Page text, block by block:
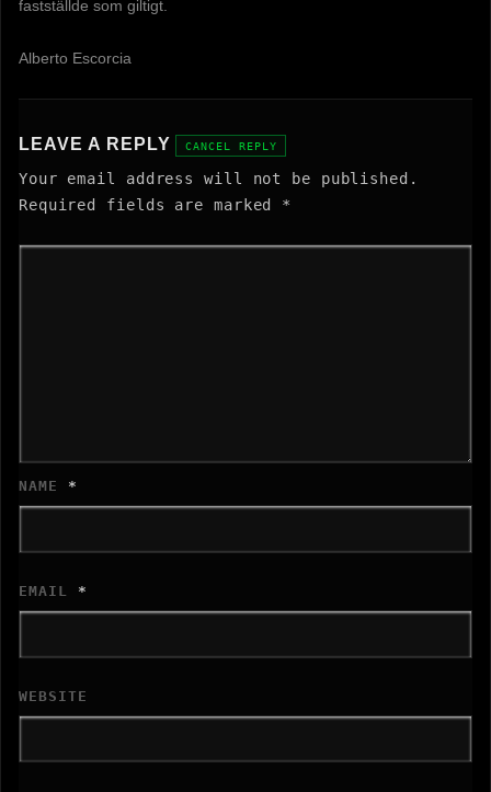
fastställde som giltigt.
Alberto Escorcia
LEAVE A REPLY CANCEL REPLY
Your email address will not be published.
Required fields are marked *
NAME *
EMAIL *
WEBSITE